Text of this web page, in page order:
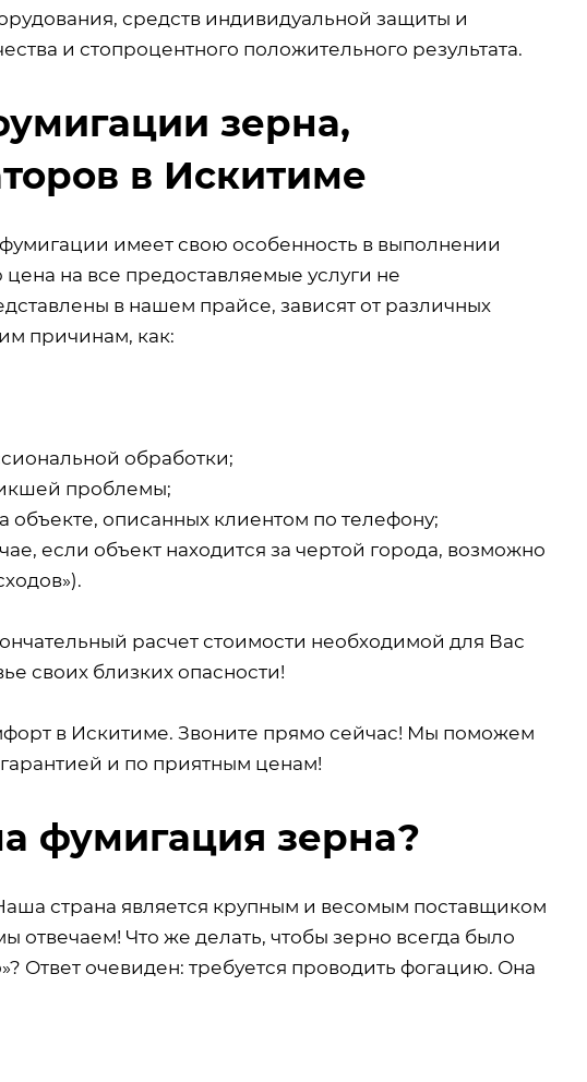
средств индивидуальной защиты и
и стопроцентного положительного результата.
зерна,
в Искитиме
имеет свою особенность в выполнении
на все предоставляемые услуги не
в нашем прайсе, зависят от различных
причинам, как:
обработки;
проблемы;
объекте, описанных клиентом по телефону;
если объект находится за чертой города, возможно
расчет стоимости необходимой для Вас
своих близких опасности!
в Искитиме. Звоните прямо сейчас! Мы поможем
и по приятным ценам!
фумигация зерна?
страна является крупным и весомым поставщиком
отвечаем! Что же делать, чтобы зерно всегда было
Ответ очевиден: требуется проводить фогацию. Она